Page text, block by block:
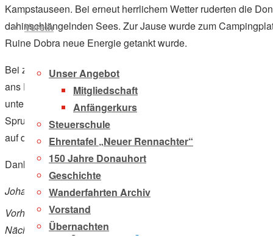
Verein
Unser Angebot
Mitgliedschaft
Anfängerkurs
Steuerschule
Ehrentafel „Neuer Rennachter“
150 Jahre Donauhort
Geschichte
Wanderfahrten Archiv
Vorstand
Übernachten
Kampstauseen. Bei erneut herrlichem Wetter ruderten die
dahinschlängelnden Sees. Zur Jause wurde zum
Ruine Dobra neue Energie getankt wurde.
Bei zunehmender Bewölkung spalteten sich die
ans Ende des Stausees, während die kleinere am
unterstützte. Auch diese fasste nach einiger Zeit den
Sprung ins kühle Nass. Nachdem die zwei Gruppen wieder
auf den Bootsanhänger aufgeladen. Nachdem dies
Dank an dieser Stelle an Richard für die Organisation und auf
Johanna und Hans
Vorheriger Beitrag5. Sternfahrt Alemannia 2016
Nächster BeitragAhoi Hainburg